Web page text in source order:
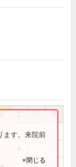
祝
●ます。来院前
×閉じる